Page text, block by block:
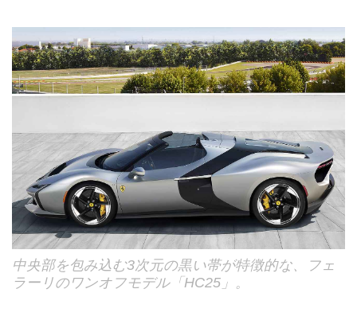
中央部を包み込む3次元の黒い帯が特徴的な、フェ
ラーリのワンオフモデル「HC25」。